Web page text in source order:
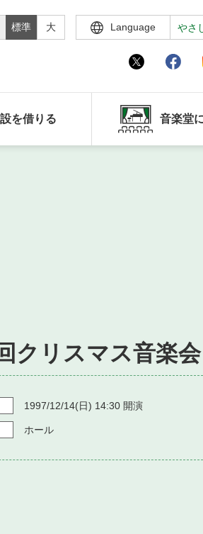
標準 大 Language やさ
を借りる 音楽堂
クリスマス音楽
1997/12/14(日) 14:30 開演
ホール